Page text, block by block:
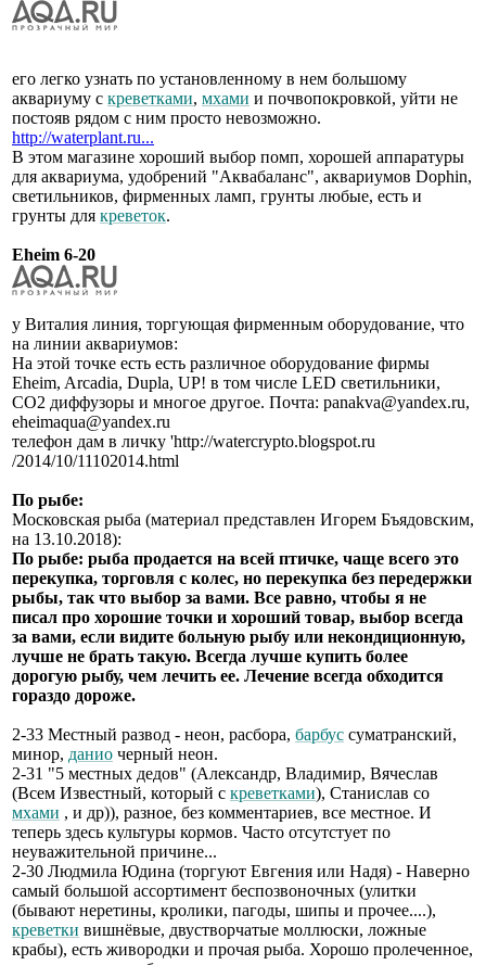
его легко узнать по установленному в нем большому
аквариуму с креветками, мхами и почвопокровкой, уйти не
постояв рядом с ним просто невозможно.
http://waterplant.ru...
В этом магазине хороший выбор помп, хорошей аппаратуры
для аквариума, удобрений "Аквабаланс", аквариумов Dophin,
светильников, фирменных ламп, грунты любые, есть и
грунты для креветок.
Eheim 6-20
у Виталия линия, торгующая фирменным оборудование, что
на линии аквариумов:
На этой точке есть есть различное оборудование фирмы
Eheim, Arcadia, Dupla, UP! в том числе LED светильники,
СО2 диффузоры и многое другое. Почта: panakva@yandex.ru,
eheimaqua@yandex.ru
телефон дам в личку 'http://watercrypto.blogspot.ru
/2014/10/11102014.html
По рыбе:
Московская рыба (материал представлен Игорем Бъядовским,
на 13.10.2018):
По рыбе: рыба продается на всей птичке, чаще всего это
перекупка, торговля с колес, но перекупка без передержки
рыбы, так что выбор за вами. Все равно, чтобы я не
писал про хорошие точки и хороший товар, выбор всегда
за вами, если видите больную рыбу или некондиционную,
лучше не брать такую. Всегда лучше купить более
дорогую рыбу, чем лечить ее. Лечение всегда обходится
гораздо дороже.
2-33 Местный развод - неон, расбора, барбус суматранский,
минор, данио черный неон.
2-31 "5 местных дедов" (Александр, Владимир, Вячеслав
(Всем Известный, который с креветками), Станислав со
мхами , и др)), разное, без комментариев, все местное. И
теперь здесь культуры кормов. Часто отсутстует по
неуважительной причине...
2-30 Людмила Юдина (торгуют Евгения или Надя) - Наверно
самый большой ассортимент беспозвоночных (улитки
(бывают неретины, кролики, пагоды, шипы и прочее....),
креветки вишнёвые, двустворчатые моллюски, ложные
крабы), есть живородки и прочая рыба. Хорошо пролеченное,